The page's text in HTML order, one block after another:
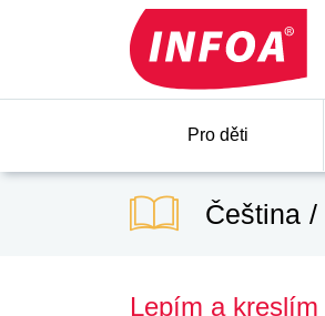
Pro děti
Čeština
Lepím a